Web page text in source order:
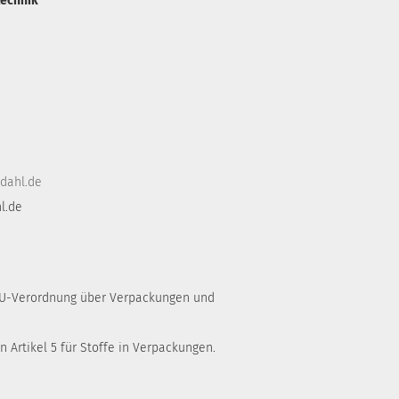
Verordnung über Verpackungen und
Artikel 5 für Stoffe in Verpackungen.